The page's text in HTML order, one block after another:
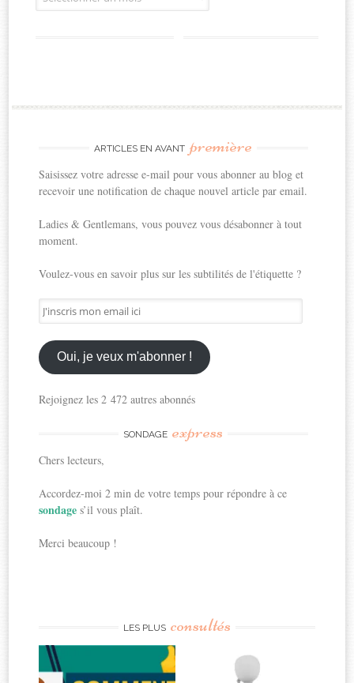
ARTICLES EN AVANT première
Saisissez votre adresse e-mail pour vous abonner au blog et
recevoir une notification de chaque nouvel article par email.
Ladies & Gentlemans, vous pouvez vous désabonner à tout
moment.
Voulez-vous en savoir plus sur les subtilités de l'étiquette ?
J'inscris
mon
email
ici
Oui, je veux m'abonner !
Rejoignez les 2 472 autres abonnés
SONDAGE express
Chers lecteurs,
Accordez-moi 2 min de votre temps pour répondre à ce
sondages’il vous plaît.
Merci beaucoup !
LES PLUS consultés